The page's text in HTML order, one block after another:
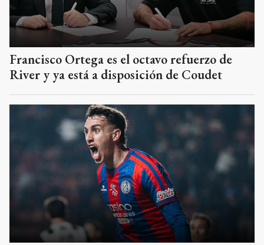
Francisco Ortega es el octavo refuerzo de
River y ya está a disposición de Coudet